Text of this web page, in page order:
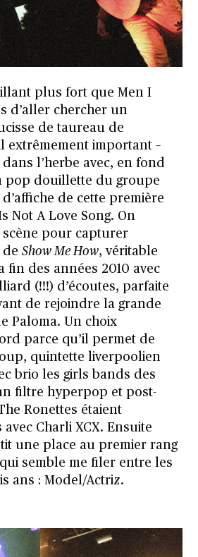
plus fort que Men I
d’aller chercher un
de taureau de
extrêmement important –
l’herbe avec, en fond
pop douillette du groupe
de cette première
Not A Love Song. On
scène pour capturer
deShow Me How, véritable
fin des années 2010 avec
(!!!) d’écoutes, parfaite
de rejoindre la grande
Paloma. Un choix
parce qu’il permet de
quintette liverpoolien
brio les girls bands des
filtre hyperpop et post-
Ronettes étaient
Charli XCX. Ensuite
une place au premier rang
semble me filer entre les
ans : Model/Actriz.